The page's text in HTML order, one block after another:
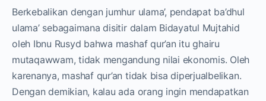
Berkebalikan dengan jumhur ulama’, pendapat ba’dhul
ulama’ sebagaimana disitir dalam Bidayatul Mujtahid
oleh Ibnu Rusyd bahwa mashaf qur’an itu ghairu
mutaqawwam, tidak mengandung nilai ekonomis. Oleh
karenanya, mashaf qur’an tidak bisa diperjualbelikan.
Dengan demikian, kalau ada orang ingin mendapatkan